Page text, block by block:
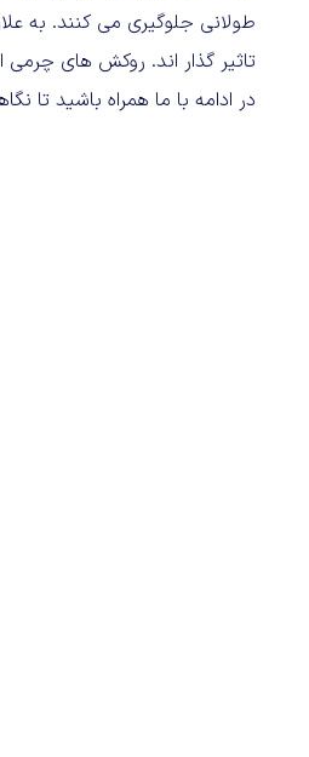
طولانی جلوگیری می کنند. به
تاثیر گذار اند. روکش های
در ادامه با ما همراه باشید تا